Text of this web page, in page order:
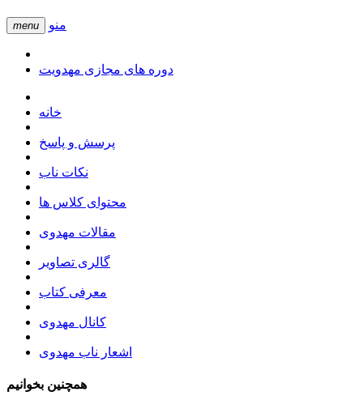
menu منو
دوره های مجازی مهدویت
خانه
پرسش و پاسخ
نکات ناب
محتوای کلاس ها
مقالات مهدوی
گالری تصاویر
معرفی کتاب
کانال مهدوی
اشعار ناب مهدوی
همچنین بخوانیم